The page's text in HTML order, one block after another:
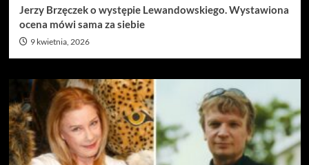
Jerzy Brzęczek o występie Lewandowskiego. Wystawiona
ocena mówi sama za siebie
9 kwietnia, 2026